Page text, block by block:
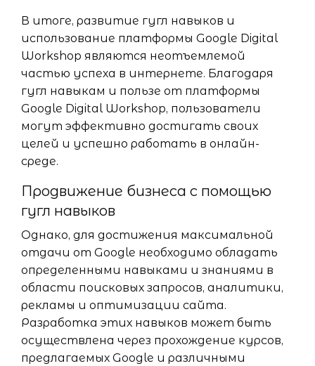
В итоге, развитие гугл навыков и
использование платформы Google Digital
Workshop являются неотъемлемой
частью успеха в интернете. Благодаря
гугл навыкам и пользе от платформы
Google Digital Workshop, пользователи
могут эффективно достигать своих
целей и успешно работать в онлайн-
среде.
Продвижение бизнеса с помощью
гугл навыков
Однако, для достижения максимальной
отдачи от Google необходимо обладать
определенными навыками и знаниями в
области поисковых запросов, аналитики,
рекламы и оптимизации сайта.
Разработка этих навыков может быть
осуществлена через прохождение курсов,
предлагаемых Google и различными